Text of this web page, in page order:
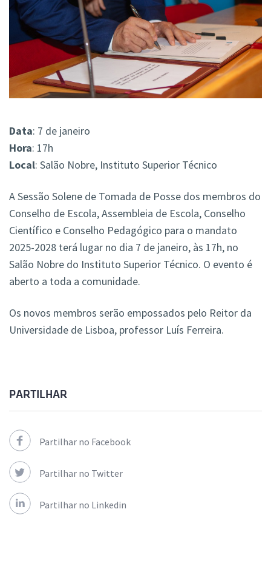
Data: 7 de janeiro
Hora: 17h
Local: Salão Nobre, Instituto Superior Técnico
A Sessão Solene de Tomada de Posse dos membros do
Conselho de Escola, Assembleia de Escola, Conselho
Científico e Conselho Pedagógico para o mandato
2025-2028 terá lugar no dia 7 de janeiro, às 17h, no
Salão Nobre do Instituto Superior Técnico. O evento é
aberto a toda a comunidade.
Os novos membros serão empossados pelo Reitor da
Universidade de Lisboa, professor Luís Ferreira.
PARTILHAR
Partilhar no Facebook
Partilhar no Twitter
Partilhar no Linkedin